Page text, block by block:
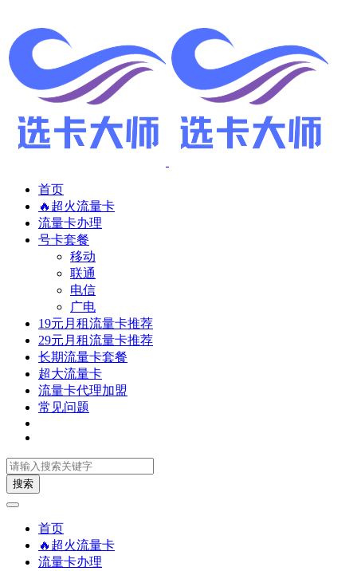
首页
🔥超火流量卡
流量卡办理
号卡套餐
移动
联通
电信
广电
19元月租流量卡推荐
29元月租流量卡推荐
长期流量卡套餐
超大流量卡
流量卡代理加盟
常见问题
搜索
首页
🔥超火流量卡
流量卡办理